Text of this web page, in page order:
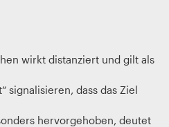
wirkt distanziert und gilt als
signalisieren, dass das Ziel
hervorgehoben, deutet